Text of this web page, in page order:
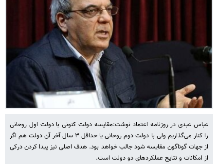
عباس عبدی در روزنامه اعتماد نوشت:مقایسه دولت کنونی با دولت اول روحانی
را کنار می‌گذاریم ولی با دولت دوم روحانی یا حداقل ۳ سال آخر آن دولت هم اگر
از جهات گوناگون مقایسه شود جالب خواهد بود. هدف اصلی نیز پیدا کردن درکی
از امکانات و نتایج عملکردهای دو دولت است.